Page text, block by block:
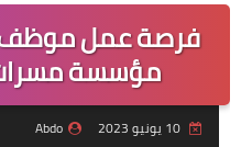
فرصة عمل
مؤسسة
10 يونيو 2023
Abdo